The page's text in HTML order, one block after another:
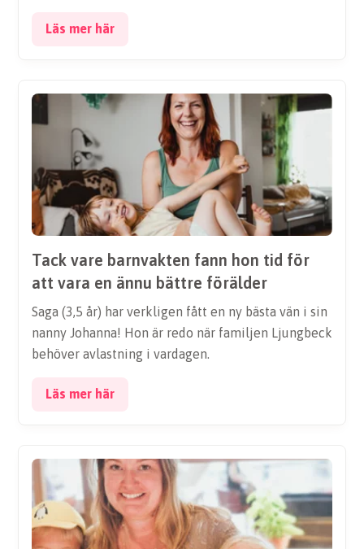
Läs mer här
Tack vare barnvakten fann hon tid för
att vara en ännu bättre förälder
Saga (3,5 år) har verkligen fått en ny bästa vän i sin
nanny Johanna! Hon är redo när familjen Ljungbeck
behöver avlastning i vardagen.
Läs mer här